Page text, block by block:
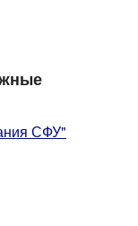
СФУ"